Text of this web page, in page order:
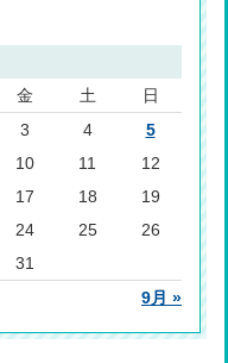
金 土 日
9月 »
3 4
5
10 11
12
17 18
19
24 25
26
31